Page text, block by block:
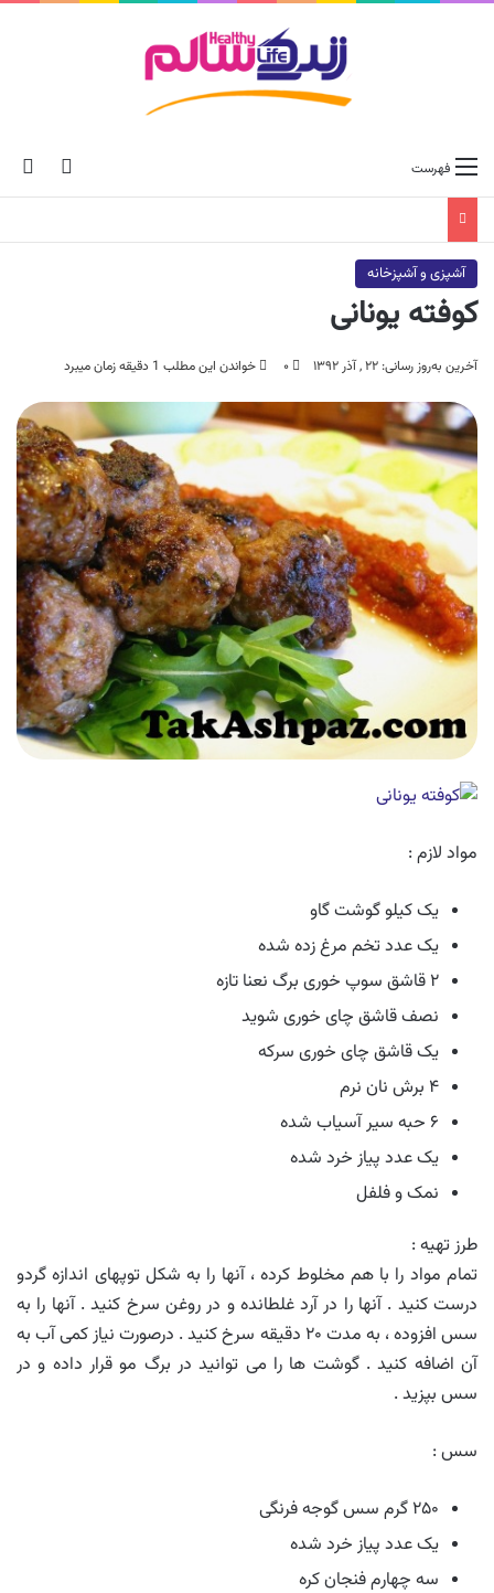
skin فهرست
آشپزی و آشپزخانه
کوفته یونانی
آخرین به‌روز رسانی: ۲۲ , آذر ۱۳۹۲ ۰ خواندن این مطلب 1 دقیقه زمان میبرد
مواد لازم :
یک کیلو گوشت گاو
یک عدد تخم مرغ زده شده
۲ قاشق سوپ خوری برگ نعنا تازه
نصف قاشق چای خوری شوید
یک قاشق چای خوری سرکه
۴ برش نان نرم
۶ حبه سیر آسیاب شده
یک عدد پیاز خرد شده
نمک و فلفل
طرز تهیه :
تمام مواد را با هم مخلوط کرده ، آنها را به شکل توپهای اندازه گردو
درست کنید . آنها را در آرد غلطانده و در روغن سرخ کنید . آنها را به
سس افزوده ، به مدت ۲۰ دقیقه سرخ کنید . درصورت نیاز کمی آب به
آن اضافه کنید . گوشت ها را می توانید در برگ مو قرار داده و در
سس بپزید .
سس :
۲۵۰ گرم سس گوجه فرنگی
یک عدد پیاز خرد شده
سه چهارم فنجان کره